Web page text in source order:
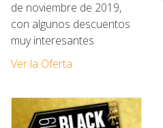
de noviembre de 2019,
con algunos descuentos
muy interesantes
Ver la Oferta